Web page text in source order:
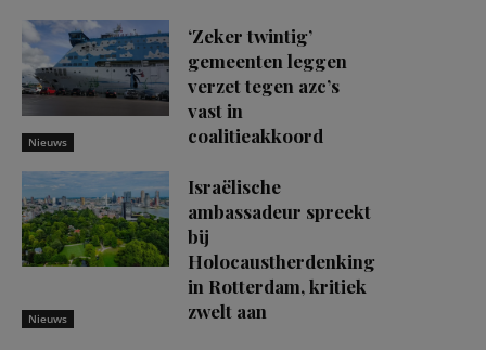
Nieuws
‘Zeker twintig’
gemeenten leggen
verzet tegen azc’s
vast in
coalitieakkoord
Nieuws
Israëlische
ambassadeur spreekt
bij
Holocaustherdenking
in Rotterdam, kritiek
zwelt aan